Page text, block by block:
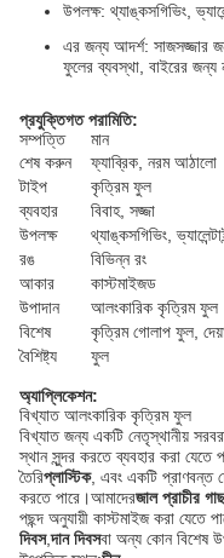
উপলক্ষ: থ্যাঙ্কসগিভিং,
এর জন্য আদর্শ: সাজসজ্জার
ফুলের ব্যবস্থা, বাইরের
প্রযুক্তিগত পরামিতি:
সম্পত্তি
মান
শেষ করুন
ফ্যাব্রিক, নরম আঠালো
টাইপ
কৃত্রিম ফুল
ব্যবহার
বিবাহ, সজ্জা
উপলক্ষ
থ্যাঙ্কসগিভিং,
রঙ
বিভিন্ন রং
আকার
কাস্টমাইজড
উপাদান
আলংকারিক কৃত্রিম ফুল
বিশেষ
বৈশিষ্ট্য
কৃত্রিম গোলাপ ফুল,
ফুল
অ্যাপ্লিকেশন:
বিখ্যাত আলংকারিক কৃত্রিম ফুল
বিখ্যাত জন্য একটি নেতৃস্থানীয়
স্থান সুন্দর করতে ব্যবহার করা যেতে
তৈরিপ্লাস্টিক, এবং একটি প্রাণবন্ত
করতে পারে।আমাদেরজাল প্রাচীর
পছন্দ অনুযায়ী কাস্টমাইজ করা
দিবস,দান দিবসবা অন্য কোন বিশেষ